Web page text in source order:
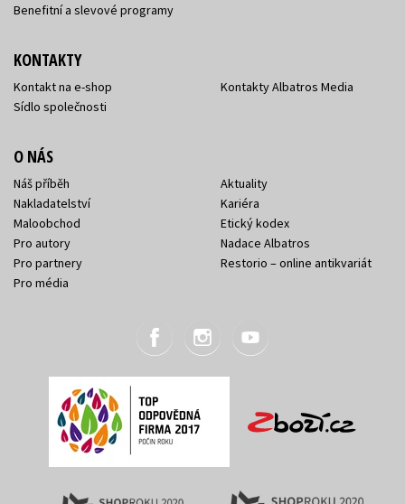
Benefitní a slevové programy
KONTAKTY
Kontakt na e-shop
Sídlo společnosti
Kontakty Albatros Media
O NÁS
Náš příběh
Nakladatelství
Maloobchod
Pro autory
Pro partnery
Pro média
Aktuality
Kariéra
Etický kodex
Nadace Albatros
Restorio – online antikvariát